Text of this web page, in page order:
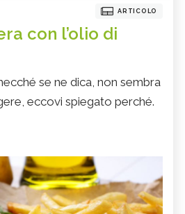
ARTICOLO
con l’olio di
se ne dica, non sembra
eccovi spiegato perché.